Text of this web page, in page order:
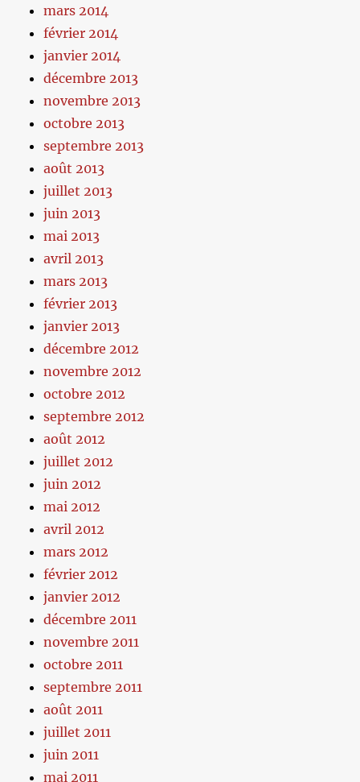
mars 2014
février 2014
janvier 2014
décembre 2013
novembre 2013
octobre 2013
septembre 2013
août 2013
juillet 2013
juin 2013
mai 2013
avril 2013
mars 2013
février 2013
janvier 2013
décembre 2012
novembre 2012
octobre 2012
septembre 2012
août 2012
juillet 2012
juin 2012
mai 2012
avril 2012
mars 2012
février 2012
janvier 2012
décembre 2011
novembre 2011
octobre 2011
septembre 2011
août 2011
juillet 2011
juin 2011
mai 2011